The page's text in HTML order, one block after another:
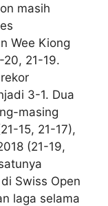
masih
Wee Kiong
21-19.
3-1. Dua
masing
15, 21-17),
(21-19,
Swiss Open
laga selama